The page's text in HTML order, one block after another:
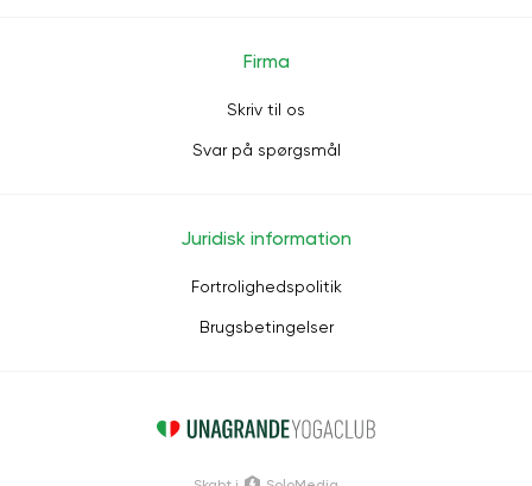
Firma
Skriv til os
Svar på spørgsmål
Juridisk information
Fortrolighedspolitik
Brugsbetingelser